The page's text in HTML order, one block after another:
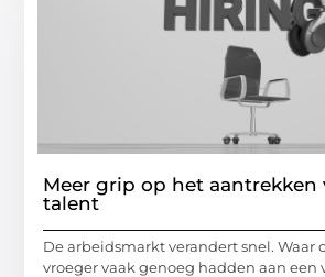
Meer grip op het aantrekken
talent
De arbeidsmarkt verandert snel. Waar
vroeger vaak genoeg hadden aan een